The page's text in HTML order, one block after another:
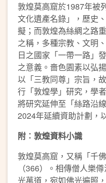
敦煌莫高窟於1987年被
文化遺產名錄」，歷史
擬；而敦煌為絲綢之路
之稱，多種宗教、文明
日之國家「一帶一路」
之意義。嗇色園素以弘
以「三教同尊」宗旨，
行「敦煌學」研究，學
將研究延伸至「絲路沿
2024年延續資助計劃，
附︰敦煌資料小識
敦煌莫高窟，又稱「千
（366）。相傳僧人樂
光萬道，宛如佛光遍照